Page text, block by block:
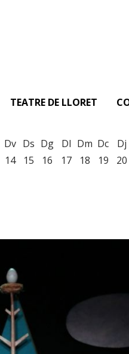
TEATRE DE LLORET
Dv
14
Ds
15
Dg
16
Dl
17
Dm
18
Dc
19
Dj
20